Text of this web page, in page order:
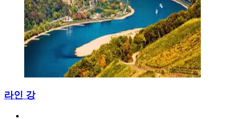
라인 강